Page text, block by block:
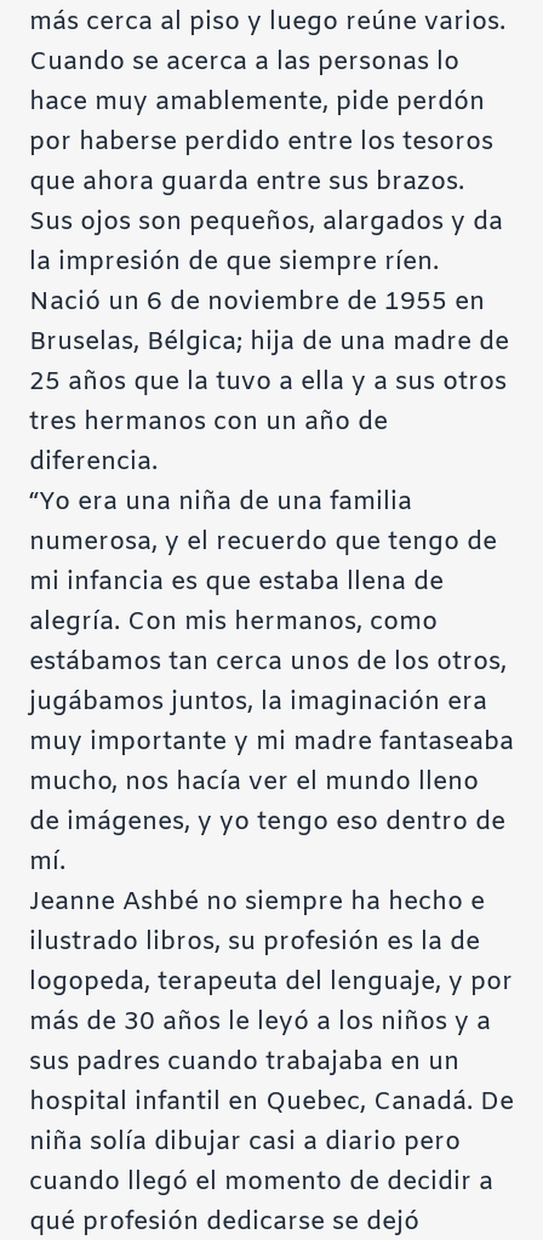
más cerca al piso y luego reúne varios.
Cuando se acerca a las personas lo
hace muy amablemente, pide perdón
por haberse perdido entre los tesoros
que ahora guarda entre sus brazos.
Sus ojos son pequeños, alargados y da
la impresión de que siempre ríen.
Nació un 6 de noviembre de 1955 en
Bruselas, Bélgica; hija de una madre de
25 años que la tuvo a ella y a sus otros
tres hermanos con un año de
diferencia.
“Yo era una niña de una familia
numerosa, y el recuerdo que tengo de
mi infancia es que estaba llena de
alegría. Con mis hermanos, como
estábamos tan cerca unos de los otros,
jugábamos juntos, la imaginación era
muy importante y mi madre fantaseaba
mucho, nos hacía ver el mundo lleno
de imágenes, y yo tengo eso dentro de
mí.
Jeanne Ashbé no siempre ha hecho e
ilustrado libros, su profesión es la de
logopeda, terapeuta del lenguaje, y por
más de 30 años le leyó a los niños y a
sus padres cuando trabajaba en un
hospital infantil en Quebec, Canadá. De
niña solía dibujar casi a diario pero
cuando llegó el momento de decidir a
qué profesión dedicarse se dejó